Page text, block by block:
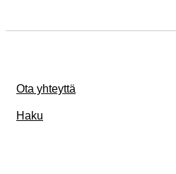
Ota yhteyttä
Haku